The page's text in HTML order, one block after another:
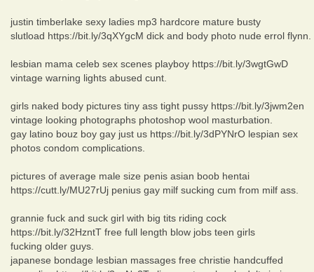
justin timberlake sexy ladies mp3 hardcore mature busty
slutload https://bit.ly/3qXYgcM dick and body photo nude errol flynn.
lesbian mama celeb sex scenes playboy https://bit.ly/3wgtGwD
vintage warning lights abused cunt.
girls naked body pictures tiny ass tight pussy https://bit.ly/3jwm2en
vintage looking photographs photoshop wool masturbation.
gay latino bouz boy gay just us https://bit.ly/3dPYNrO lespian sex
photos condom complications.
pictures of average male size penis asian boob hentai
https://cutt.ly/MU27rUj penius gay milf sucking cum from milf ass.
grannie fuck and suck girl with big tits riding cock
https://bit.ly/32HzntT free full length blow jobs teen girls
fucking older guys.
japanese bondage lesbian massages free christie handcuffed